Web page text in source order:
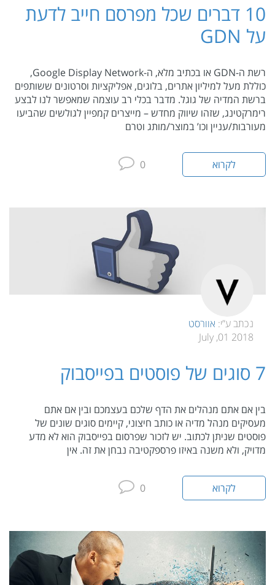
10 דברים שכל מפרסם חייב לדעת
על GDN
רשת ה-GDN או בכתיב מלא, ה-Google Display Network,
כוללת מעל למיליון אתרים, בלוגים, אפליקציות וסרטונים ששותפים
ברשת המדיה של גוגל. מדבר בכלי רב עוצמה שמאפשר לנו לבצע
רימרקטינג, שזהו שיווק מחדש – מייצרים קמפיין לגולשים שהביעו
מעורבות/עניין וכו’ במוצר/מותג וטרם
לקרוא 0
נכתב ע”י: אוורסט
2018 01, July
7 סוגים של פוסטים בפייסבוק
בין אם אתם מנהלים את הדף שלכם בעצמכם ובין אם אתם
מעסיקים מנהל מדיה או כותב חיצוני, קיימים סוגים שונים של
פוסטים שניתן לכתוב. יש לזכור שפרסום בפייסבוק הוא לא מדע
מדויק, ולא משנה באיזו פרספקטיבה נבחן את זה. אין
לקרוא 0